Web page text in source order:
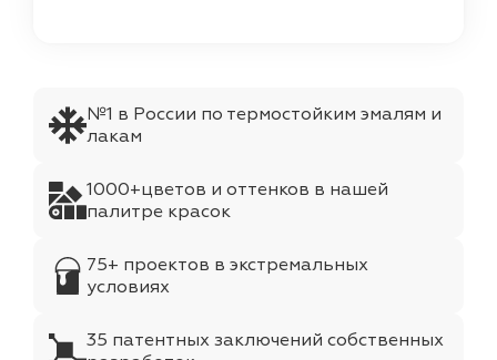
№1 в России по термостойким эмалям и
лакам
1000+цветов и оттенков в нашей
палитре красок
75+ проектов в экстремальных
условиях
35 патентных заключений собственных